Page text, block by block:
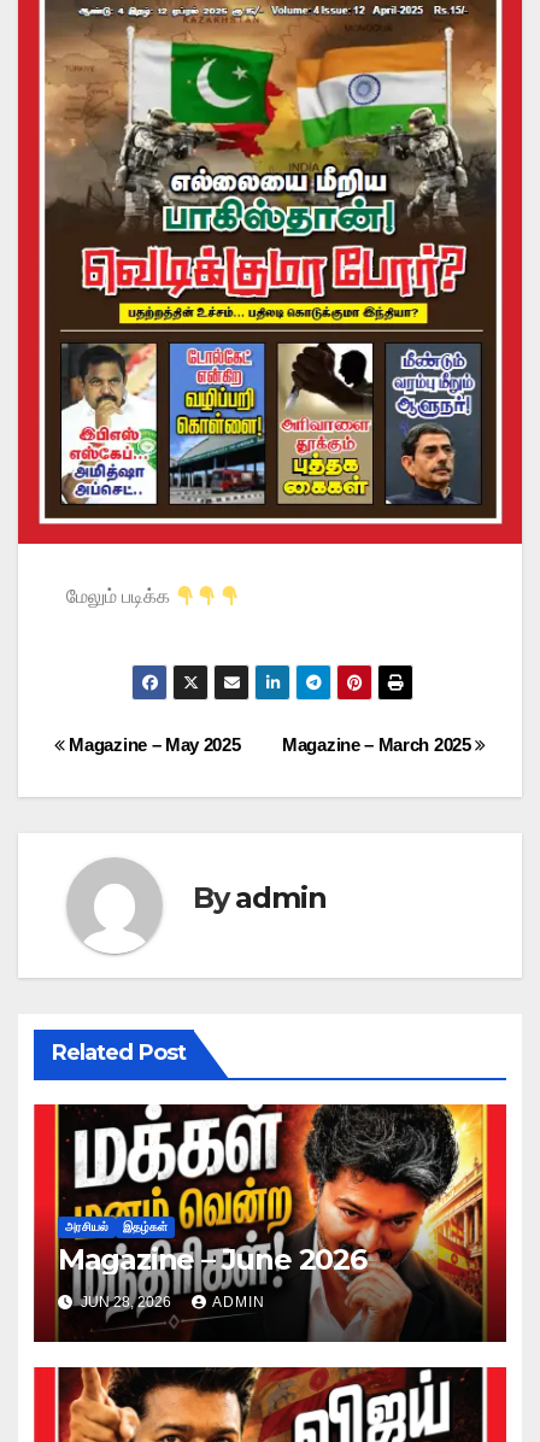
மேலும் படிக்க
Magazine – March 2025
Magazine – May 2025
Byadmin
Related Post
அரசியல் இதழ்கள்
Magazine – June 2026
JUN 28, 2026 ADMIN